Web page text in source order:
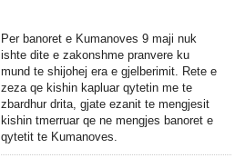
Per banoret e Kumanoves 9 maji nuk
ishte dite e zakonshme pranvere ku
mund te shijohej era e gjelberimit. Rete e
zeza qe kishin kapluar qytetin me te
zbardhur drita, gjate ezanit te mengjesit
kishin tmerruar qe ne mengjes banoret e
qytetit te Kumanoves.